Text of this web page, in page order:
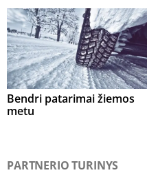
Bendri patarimai žiemos
metu
PARTNERIO TURINYS